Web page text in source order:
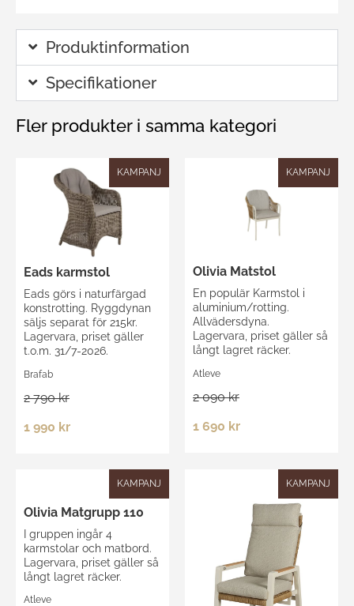
Produktinformation
Specifikationer
Fler produkter i samma kategori
KAMPANJ
Eads karmstol
Eads görs i naturfärgad
konstrotting. Ryggdynan
säljs separat för 215kr.
Lagervara, priset gäller
t.o.m. 31/7-2026.
Brafab
2 790 kr
1 990 kr
KAMPANJ
Olivia Matstol
En populär Karmstol i
aluminium/rotting.
Allvädersdyna.
Lagervara, priset gäller så
långt lagret räcker.
Atleve
2 090 kr
1 690 kr
KAMPANJ
Olivia Matgrupp 110
I gruppen ingår 4
karmstolar och matbord.
Lagervara, priset gäller så
långt lagret räcker.
Atleve
KAMPANJ